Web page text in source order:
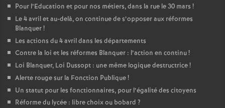
Pour l’Education et pour nos métiers, dans la rue le 30 mars !
Le 4 avril et au-delà, on continue de s’opposer aux réformes
Blanquer!
Les actions du 4 avril dans les départements
Contre la loi et les réformes Blanquer : l’action en continu!
Loi Blanquer, Loi Dussopt : une même logique destructrice!
Alerte rouge sur la Fonction Publique!
Un statut pour les fonctionnaires, pour l’égalité des citoyens
Réforme du lycée : libre choix ou bobard ?